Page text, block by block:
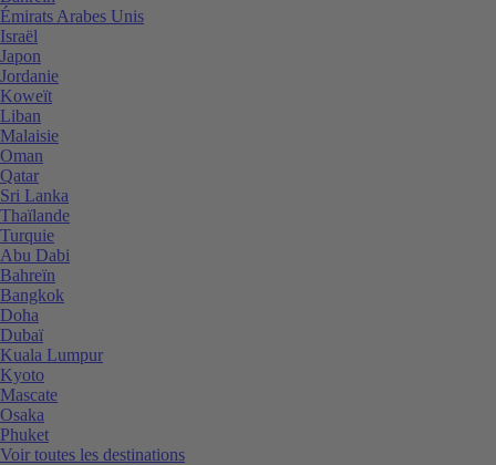
Émirats Arabes Unis
Israël
Japon
Jordanie
Koweït
Liban
Malaisie
Oman
Qatar
Sri Lanka
Thaïlande
Turquie
Abu Dabi
Bahreïn
Bangkok
Doha
Dubaï
Kuala Lumpur
Kyoto
Mascate
Osaka
Phuket
Voir toutes les destinations